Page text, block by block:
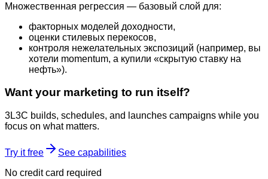
Множественная регрессия — базовый слой для:
факторных моделей доходности,
оценки стилевых перекосов,
контроля нежелательных экспозиций (например, вы
хотели momentum, а купили «скрытую ставку на
нефть»).
Want your marketing to run itself?
3L3C builds, schedules, and launches campaigns while you
focus on what matters.
Try it free
See capabilities
No credit card required